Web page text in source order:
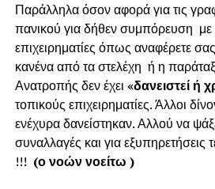
Παράλληλα όσον αφορά για τις
πανικού για δήθεν συμπόρευση με
επιχειρηματίες όπως αναφέρετε
κανένα από τα στελέχη ή η
Ανατροπής δεν έχει «δανειστεί ή
τοπικούς επιχειρηματίες. Άλλοι
ενέχυρα δανείστηκαν. Αλλού να
συναλλαγές και για
!!! (ο νοών νοείτω )